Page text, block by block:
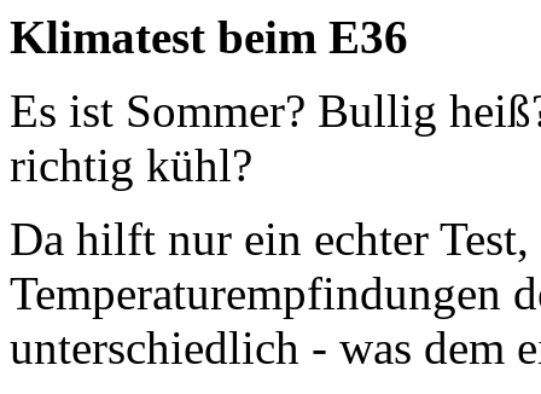
Klimatest beim E36
Es ist Sommer? Bullig
richtig kühl?
Da hilft nur ein echter Test,
Temperaturempfindungen
unterschiedlich - was dem